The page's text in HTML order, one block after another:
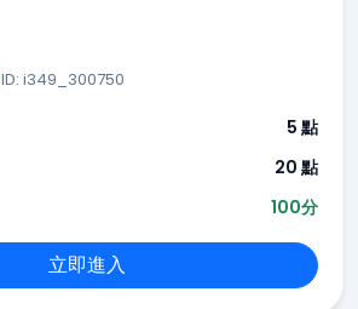
ID: i349_300750
5 點
20 點
100分
立即進入